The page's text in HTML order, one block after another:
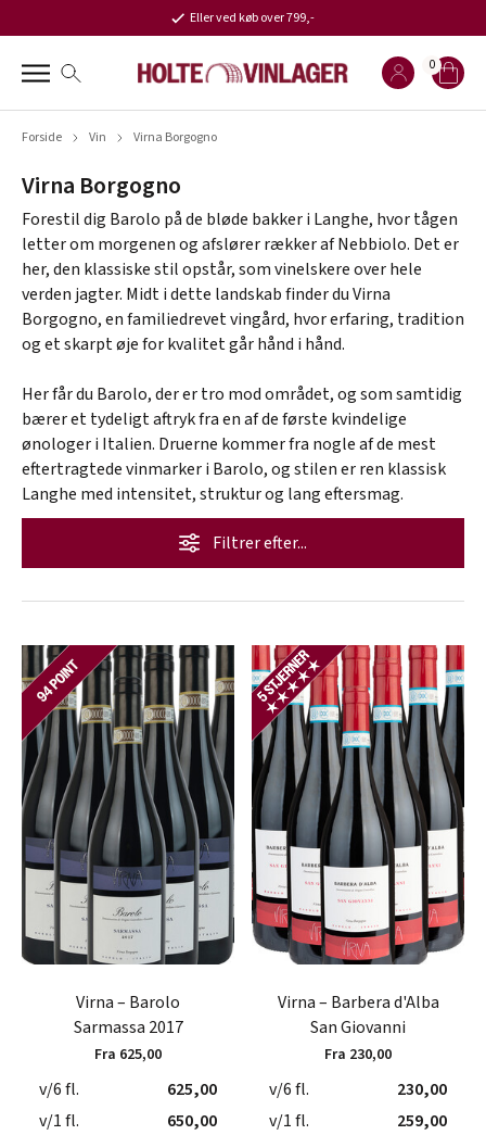
Eller ved køb over 799,-
0
Forside Vin Virna Borgogno
Virna Borgogno
Forestil dig Barolo på de bløde bakker i Langhe, hvor tågen
letter om morgenen og afslører rækker af Nebbiolo. Det er
her, den klassiske stil opstår, som vinelskere over hele
verden jagter. Midt i dette landskab finder du Virna
Borgogno, en familiedrevet vingård, hvor erfaring, tradition
og et skarpt øje for kvalitet går hånd i hånd.
Her får du Barolo, der er tro mod området, og som samtidig
bærer et tydeligt aftryk fra en af de første kvindelige
ønologer i Italien. Druerne kommer fra nogle af de mest
eftertragtede vinmarker i Barolo, og stilen er ren klassisk
Langhe med intensitet, struktur og lang eftersmag.
Filtrer efter...
Virna – Barolo
Sarmassa 2017
Fra 625,00
v/6 fl.
625,00
v/1 fl.
650,00
Virna – Barbera d'Alba
San Giovanni
Fra 230,00
v/6 fl.
230,00
v/1 fl.
259,00